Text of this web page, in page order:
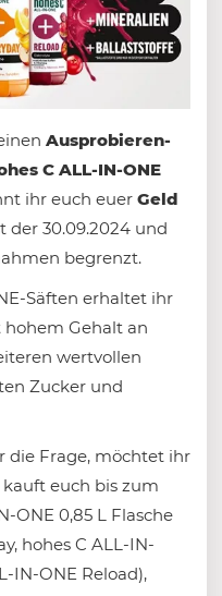
Ausprobieren-
C ALL-IN-ONE
ihr euch euer Geld
der 30.09.2024 und
begrenzt.
Säften erhaltet ihr
Gehalt an
wertvollen
Zucker und
die Frage, möchtet ihr
kauft euch bis zum
ONE 0,85 L Flasche
hohes C ALL-IN-
IN-ONE Reload),